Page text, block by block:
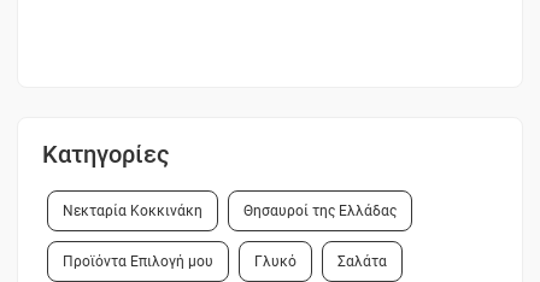
Κατηγορίες
Νεκταρία Κοκκινάκη Θησαυροί της Ελλάδας
Προϊόντα Επιλογή μου Γλυκό Σαλάτα